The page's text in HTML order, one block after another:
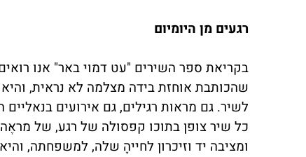
רגעים מן היומיום
בקריאת ספר השירים "עט דמוי באר" אנו
שהכותבת אוחזת בידה מצלמה לא נראית,
לשיר. גם מראות רגילים, גם אירועים
כל שיר צופן בתוכו קפסולה של רגע, של
ומציבה יד וזיכרון לחייהָ שלה, למשפחתה,